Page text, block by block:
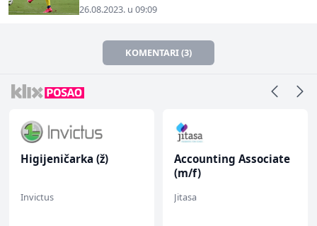
26.08.2023. u 09:09
KOMENTARI (3)
Higijeničarka (ž)
Invictus
Accounting Associate
(m/f)
Jitasa